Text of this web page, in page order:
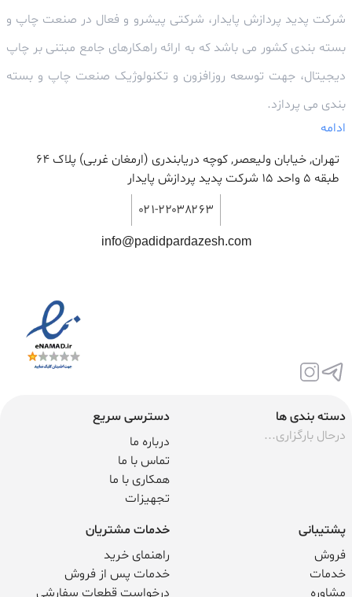
شرکت پدید پردازش پایدار، شرکتی پیشرو و فعال در صنعت چاپ و
بسته بندی کشور می باشد که به ارائه راهکارهای جامع مبتنی بر چاپ
دیجیتال، جهت توسعه روزافزون و تکنولوژیک صنعت چاپ و بسته
بندی می پردازد.
ادامه
تهران, خیابان ولیعصر, کوچه دریابندری (ارمغان غربی) پلاک 64
طبقه ۵ واحد ۱۵ شرکت پدید پردازش پایدار
۰۲۱-۲۲۰۳۸۲۶۳
info@padidpardazesh.com
دسته بندی ها
درحال بارگزاری...
دسترسی سریع
درباره ما
تماس با ما
همکاری با ما
تجهیزات
پشتیبانی
فروش
خدمات
مشاوره
خدمات مشتریان
راهنمای خرید
خدمات پس از فروش
درخواست قطعات سفارشی